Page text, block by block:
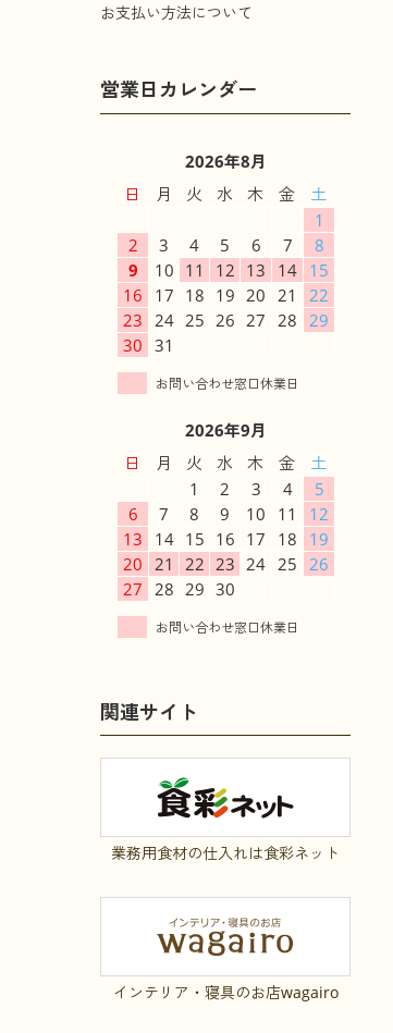
お支払い方法について
2026年8月
日
月 火 水 木 金
土
1
2
3 4 5 6 7
8
9
10 11 12 13 14 15
16
17 18 19 20 21
22
23
24 25 26 27 28
29
30 31
2026年9月
日
月 火 水 木 金
土
1
2 3 4
5
6
7 8 9 10 11
12
13
14 15 16 17 18
19
20
21 22 23 24 25
26
27
28 29 30
関連サイト
業務用食材の仕入れは食彩ネット
インテリア・寝具のお店wagairo